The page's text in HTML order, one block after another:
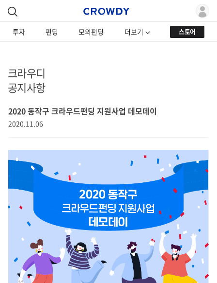
투자 펀딩 모의펀딩 더보기 스토어
크라우디
공지사항
2020 동작구 크라우드펀딩 지원사업 데모데이
2020.11.06